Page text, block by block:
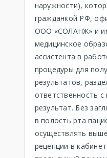
наружности),
гражданкой РФ,
ООО «СОЛАНЖ» и
медицинское
ассистента в
процедуры для
результатов,
ответственность
результат. Без
в полость рта
осуществлять
рецепции в